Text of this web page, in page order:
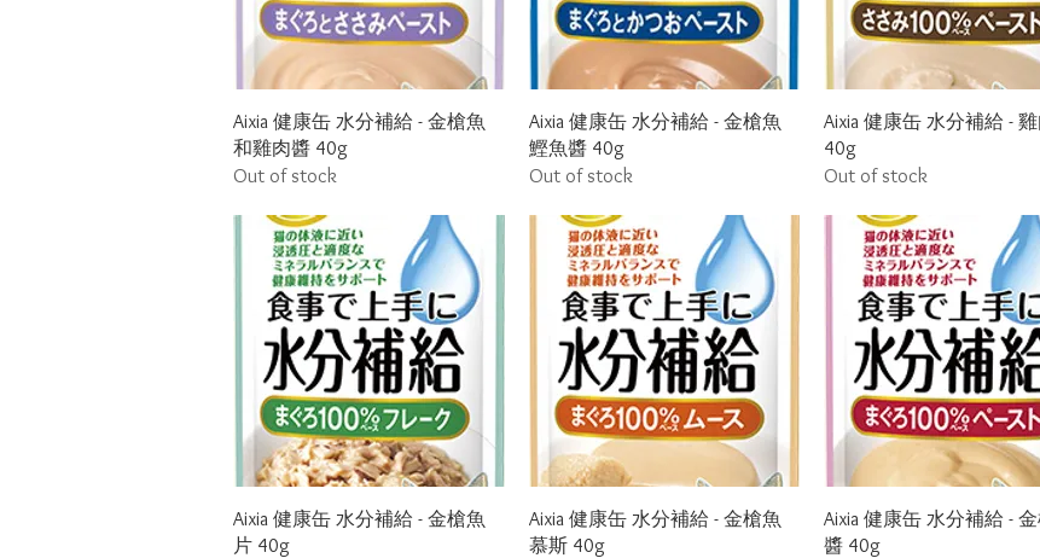
Quick View
Aixia 健康缶 水分補給 - 金槍魚
和雞肉醬 40g
Out of stock
Quick View
Aixia 健康缶 水分補給 - 金槍魚
鰹魚醬 40g
Out of stock
Quick View
Aixia 健康缶 水分補給 -
40g
Out of stock
Quick View
Aixia 健康缶 水分補給 - 金槍魚
片 40g
Quick View
Aixia 健康缶 水分補給 - 金槍魚
慕斯 40g
Quick View
Aixia 健康缶 水分補給 -
醬 40g